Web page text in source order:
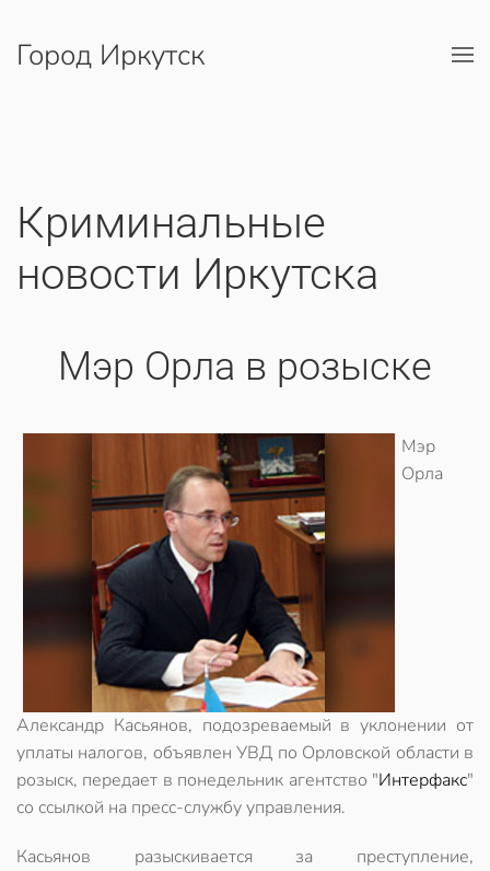
Перейти к содержимому
Город Иркутск
Криминальные
новости Иркутска
Мэр Орла в розыске
Мэр
Орла
Александр Касьянов, подозреваемый в уклонении от
уплаты налогов, объявлен УВД по Орловской области в
розыск, передает в понедельник агентство "Интерфакс"
со ссылкой на пресс-службу управления.
Касьянов разыскивается за преступление,